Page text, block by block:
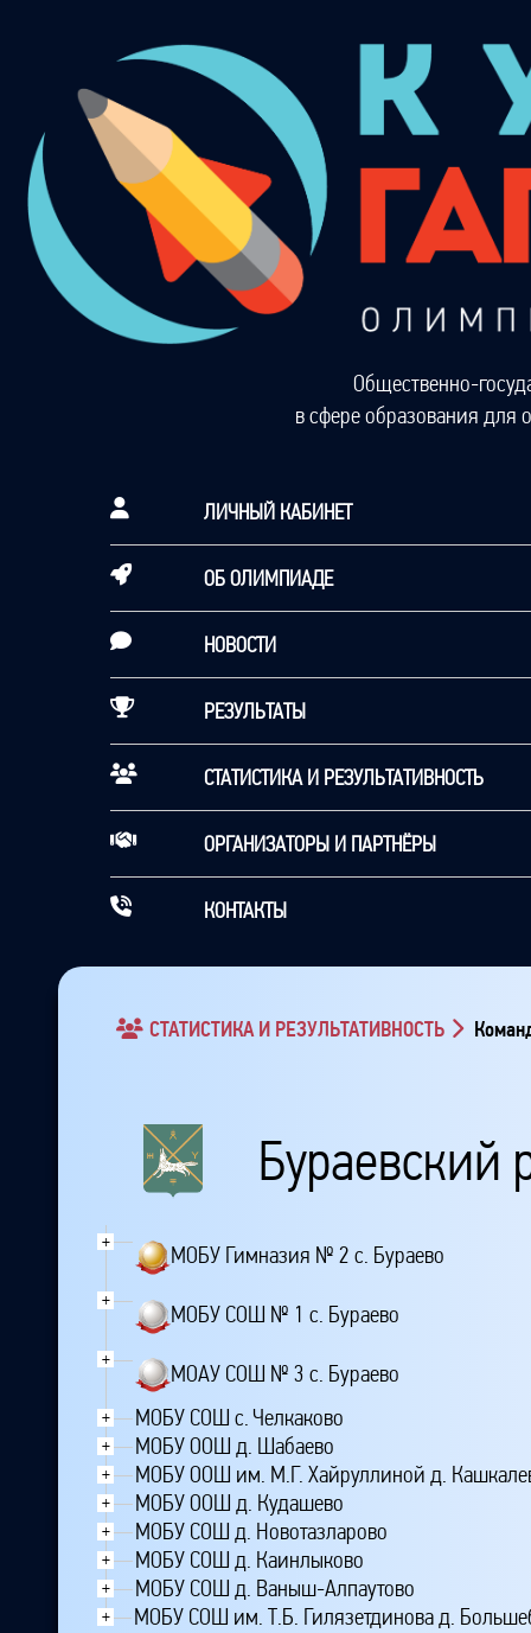
Общественно-
в сфере образования для
ЛИЧНЫЙ КАБИНЕТ
ОБ ОЛИМПИАДЕ
НОВОСТИ
РЕЗУЛЬТАТЫ
СТАТИСТИКА И РЕЗУЛЬТАТИВНОСТЬ
ОРГАНИЗАТОРЫ И ПАРТНЁРЫ
КОНТАКТЫ
СТАТИСТИКА И РЕЗУЛЬТАТИВНОСТЬ
Бураевский
+
МОБУ Гимназия № 2 с. Бураево
+
МОБУ СОШ № 1 с. Бураево
+
МОАУ СОШ № 3 с. Бураево
+ МОБУ СОШ с. Челкаково
+ МОБУ ООШ д. Шабаево
+ МОБУ ООШ им. М.Г. Хайруллиной д.
+ МОБУ ООШ д. Кудашево
+ МОБУ СОШ д. Новотазларово
+ МОБУ СОШ д. Каинлыково
+ МОБУ СОШ д. Ваныш-Алпаутово
+ МОБУ СОШ им. Т.Б. Гилязетдинова д.